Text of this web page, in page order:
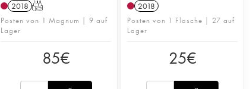
2018 T
Posten von 1 Magnum | 9 auf
Lager
85€
2018
Posten von 1 Flasche | 27 auf
Lager
25€